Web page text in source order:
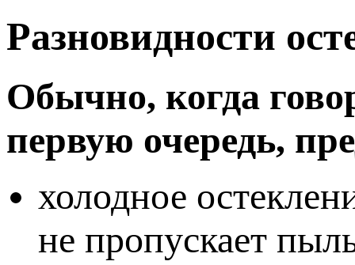
Разновидности
Обычно, когда
первую очередь,
холодное
не пропускает